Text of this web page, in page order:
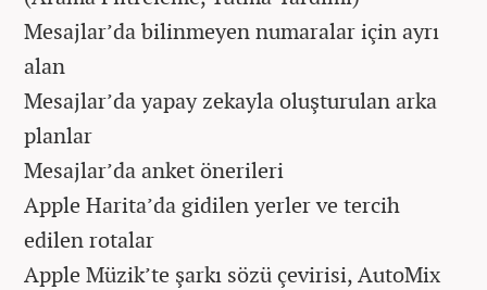
Mesajlar’da bilinmeyen numaralar için ayrı
alan
Mesajlar’da yapay zekayla oluşturulan arka
planlar
Mesajlar’da anket önerileri
Apple Harita’da gidilen yerler ve tercih
edilen rotalar
Apple Müzik’te şarkı sözü çevirisi, AutoMix